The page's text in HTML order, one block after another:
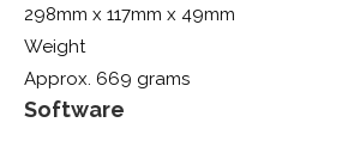
298mm x 117mm x 49mm
Weight
Approx. 669 grams
Software